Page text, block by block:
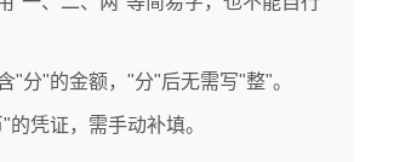
分"的金额，"分"后无需写"整"。
凭证，需手动补填。